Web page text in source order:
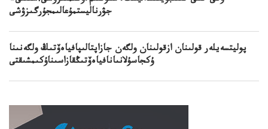
جۋرناليستمۇعالىمجۇرگىزۋشى
پوليتسەيلەر قولىنان ازقولىنان ولگەن جازاپتالىپافياەۆتىڭ ولگەنىنا
ۇكجاسۇلانىانافياەۆتىڭقازاسىناۇكىمشىقتى